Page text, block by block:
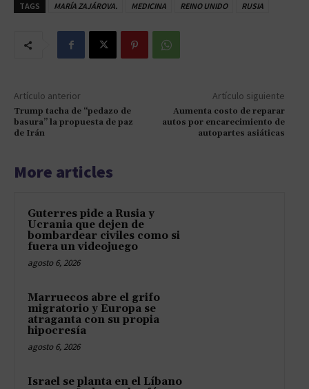
TAGS MARÍA ZAJÁROVA. MEDICINA REINO UNIDO RUSIA
Artículo anterior
Trump tacha de “pedazo de
basura” la propuesta de paz
de Irán
Artículo siguiente
Aumenta costo de reparar
autos por encarecimiento de
autopartes asiáticas
More articles
Guterres pide a Rusia y
Ucrania que dejen de
bombardear civiles como si
fuera un videojuego
agosto 6, 2026
Marruecos abre el grifo
migratorio y Europa se
atraganta con su propia
hipocresía
agosto 6, 2026
Israel se planta en el Líbano